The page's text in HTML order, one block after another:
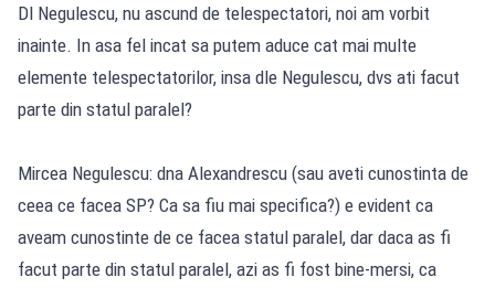
Dl Negulescu, nu ascund de telespectatori, noi am vorbit
inainte. In asa fel incat sa putem aduce cat mai multe
elemente telespectatorilor, insa dle Negulescu, dvs ati facut
parte din statul paralel?
Mircea Negulescu: dna Alexandrescu (sau aveti cunostinta de
ceea ce facea SP? Ca sa fiu mai specifica?) e evident ca
aveam cunostinte de ce facea statul paralel, dar daca as fi
facut parte din statul paralel, azi as fi fost bine-mersi, ca